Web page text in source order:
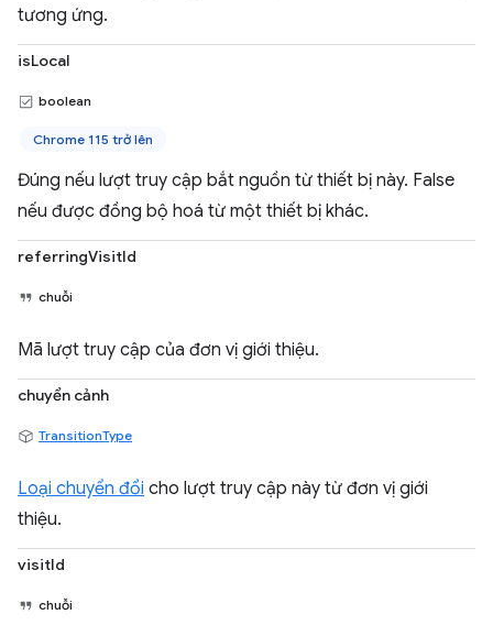
tương ứng.
isLocal
boolean
Chrome 115 trở lên
Đúng nếu lượt truy cập bắt nguồn từ thiết bị này. False
nếu được đồng bộ hoá từ một thiết bị khác.
referringVisitId
chuỗi
Mã lượt truy cập của đơn vị giới thiệu.
chuyển cảnh
TransitionType
Loại chuyển đổi cho lượt truy cập này từ đơn vị giới
thiệu.
visitId
chuỗi